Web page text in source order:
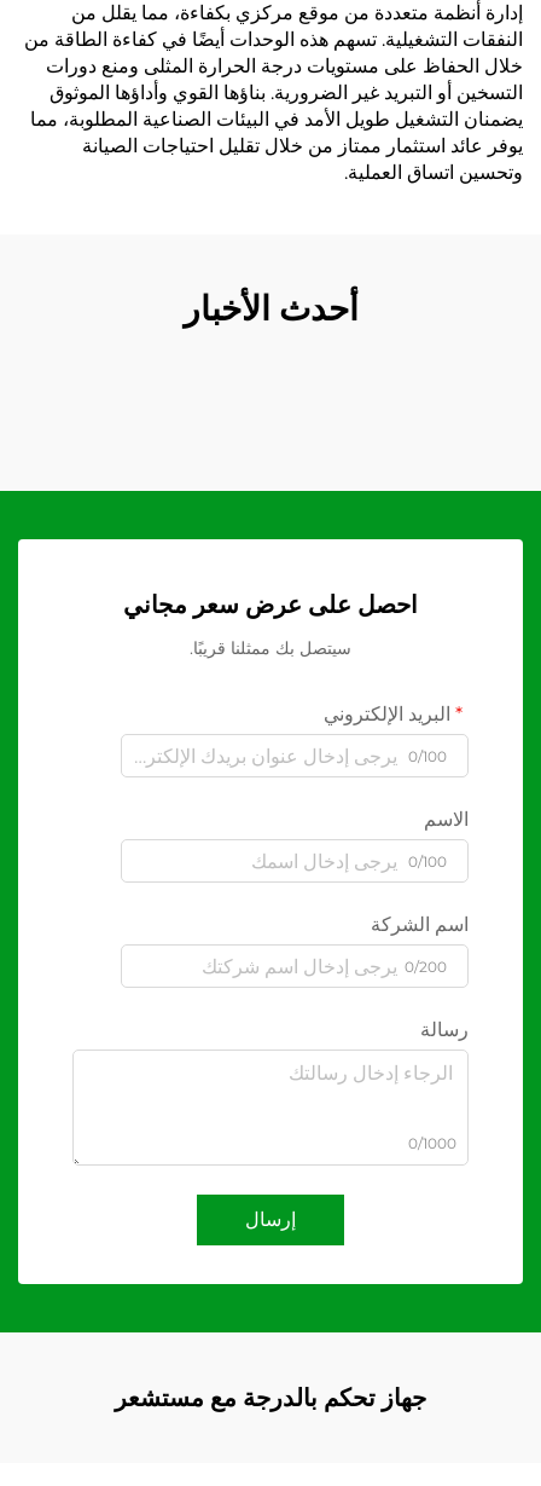
إدارة أنظمة متعددة من موقع مركزي بكفاءة، مما يقلل من
النفقات التشغيلية. تسهم هذه الوحدات أيضًا في كفاءة الطاقة من
خلال الحفاظ على مستويات درجة الحرارة المثلى ومنع دورات
التسخين أو التبريد غير الضرورية. بناؤها القوي وأداؤها الموثوق
يضمنان التشغيل طويل الأمد في البيئات الصناعية المطلوبة، مما
يوفر عائد استثمار ممتاز من خلال تقليل احتياجات الصيانة
وتحسين اتساق العملية.
أحدث الأخبار
احصل على عرض سعر مجاني
سيتصل بك ممثلنا قريبًا.
البريد الإلكتروني
0/100
الاسم
0/100
اسم الشركة
0/200
رسالة
0/1000
إرسال
جهاز تحكم بالدرجة مع مستشعر